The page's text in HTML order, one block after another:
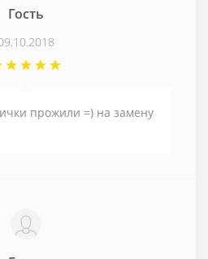
Гость
прожили =) на замену